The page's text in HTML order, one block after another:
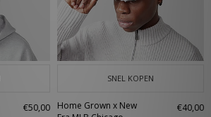
€50,00
SNEL KOPEN
Home Grown x New
€40,00